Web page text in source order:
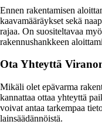
Ennen rakentamisen
kaavamääräykset sekä
rajaa. On suositeltavaa
rakennushankkeen
Ota Yhteyttä
Mikäli olet epävarma
kannattaa ottaa yhteyttä
voivat antaa tarkempaa
lainsäädännöistä.